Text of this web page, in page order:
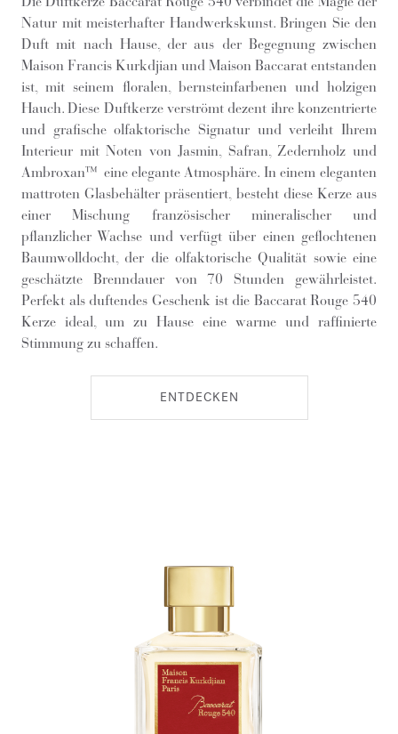
Natur mit meisterhafter Handwerkskunst. Bringen Sie den
Duft mit nach Hause, der aus der Begegnung zwischen
Maison Francis Kurkdjian und Maison Baccarat entstanden
ist, mit seinem floralen, bernsteinfarbenen und holzigen
Hauch. Diese Duftkerze verströmt dezent ihre konzentrierte
und grafische olfaktorische Signatur und verleiht Ihrem
Interieur mit Noten von Jasmin, Safran, Zedernholz und
Ambroxan™ eine elegante Atmosphäre. In einem eleganten
mattroten Glasbehälter präsentiert, besteht diese Kerze aus
einer Mischung französischer mineralischer und
pflanzlicher Wachse und verfügt über einen geflochtenen
Baumwolldocht, der die olfaktorische Qualität sowie eine
geschätzte Brenndauer von 70 Stunden gewährleistet.
Perfekt als duftendes Geschenk ist die Baccarat Rouge 540
Kerze ideal, um zu Hause eine warme und raffinierte
Stimmung zu schaffen.
ENTDECKEN